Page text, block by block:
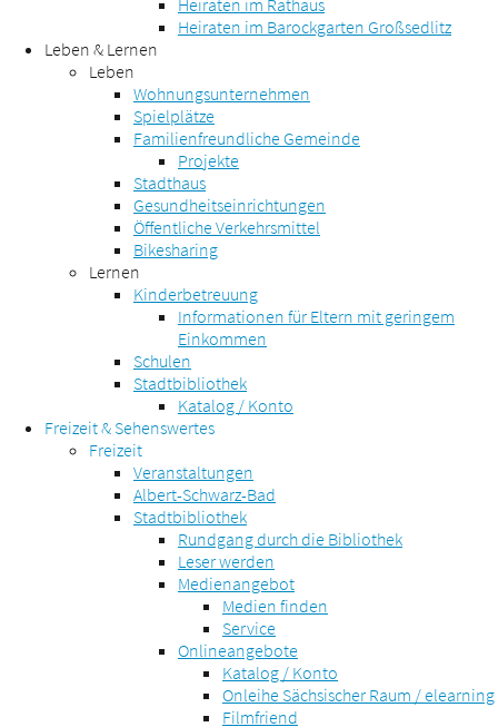
Heiraten im Rathaus
Heiraten im Barockgarten Großsedlitz
Leben & Lernen
Leben
Wohnungsunternehmen
Spielplätze
Familienfreundliche Gemeinde
Projekte
Stadthaus
Gesundheitseinrichtungen
Öffentliche Verkehrsmittel
Bikesharing
Lernen
Kinderbetreuung
Informationen für Eltern mit geringem
Einkommen
Schulen
Stadtbibliothek
Katalog / Konto
Freizeit & Sehenswertes
Freizeit
Veranstaltungen
Albert-Schwarz-Bad
Stadtbibliothek
Rundgang durch die Bibliothek
Leser werden
Medienangebot
Medien finden
Service
Onlineangebote
Katalog / Konto
Onleihe Sächsischer Raum / elearning
Filmfriend